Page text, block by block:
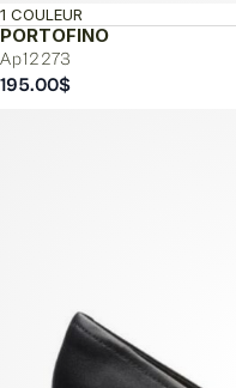
PORTOFINO
Ap12273
1 COULEUR
195.00$